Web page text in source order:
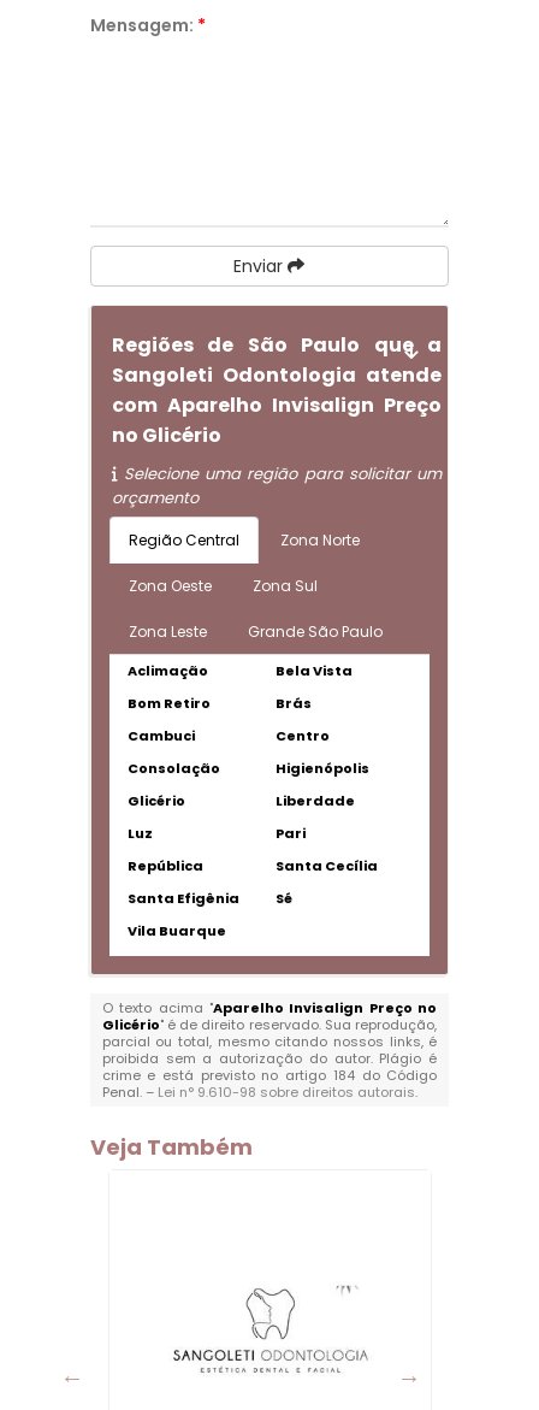
Mensagem: *
Enviar
Regiões de São Paulo que a
Sangoleti Odontologia atende
com Aparelho Invisalign Preço
no Glicério
Selecione uma região para solicitar um
orçamento
Região Central Zona Norte
Zona Oeste Zona Sul
Zona Leste Grande São Paulo
Aclimação
Bela Vista
Bom Retiro
Brás
Cambuci
Centro
Consolação
Higienópolis
Glicério
Liberdade
Luz
Pari
República
Santa Cecília
Santa Efigênia
Sé
Vila Buarque
O texto acima "Aparelho Invisalign Preço no
Glicério" é de direito reservado. Sua reprodução,
parcial ou total, mesmo citando nossos links, é
proibida sem a autorização do autor. Plágio é
crime e está previsto no artigo 184 do Código
Penal. – Lei n° 9.610-98 sobre direitos autorais.
Veja Também